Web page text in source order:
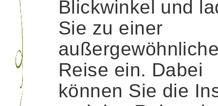
Blickwinkel und
Sie zu einer
Reise ein. Dabei
können Sie die